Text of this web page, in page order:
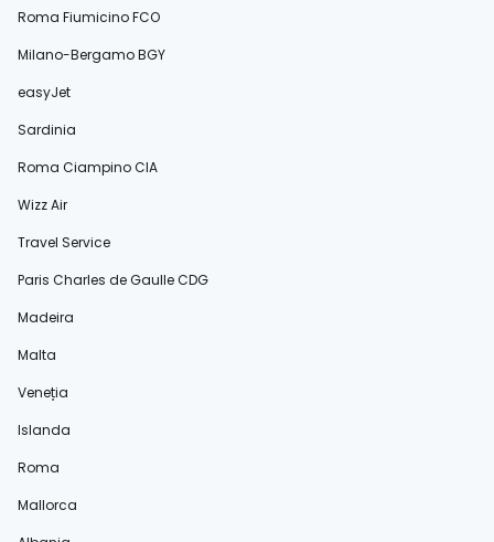
Roma Fiumicino FCO
Milano-Bergamo BGY
easyJet
Sardinia
Roma Ciampino CIA
Wizz Air
Travel Service
Paris Charles de Gaulle CDG
Madeira
Malta
Veneția
Islanda
Roma
Mallorca